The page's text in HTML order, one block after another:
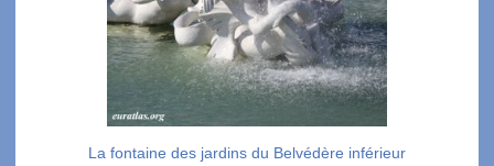
La fontaine des jardins du Belvédère inférieur